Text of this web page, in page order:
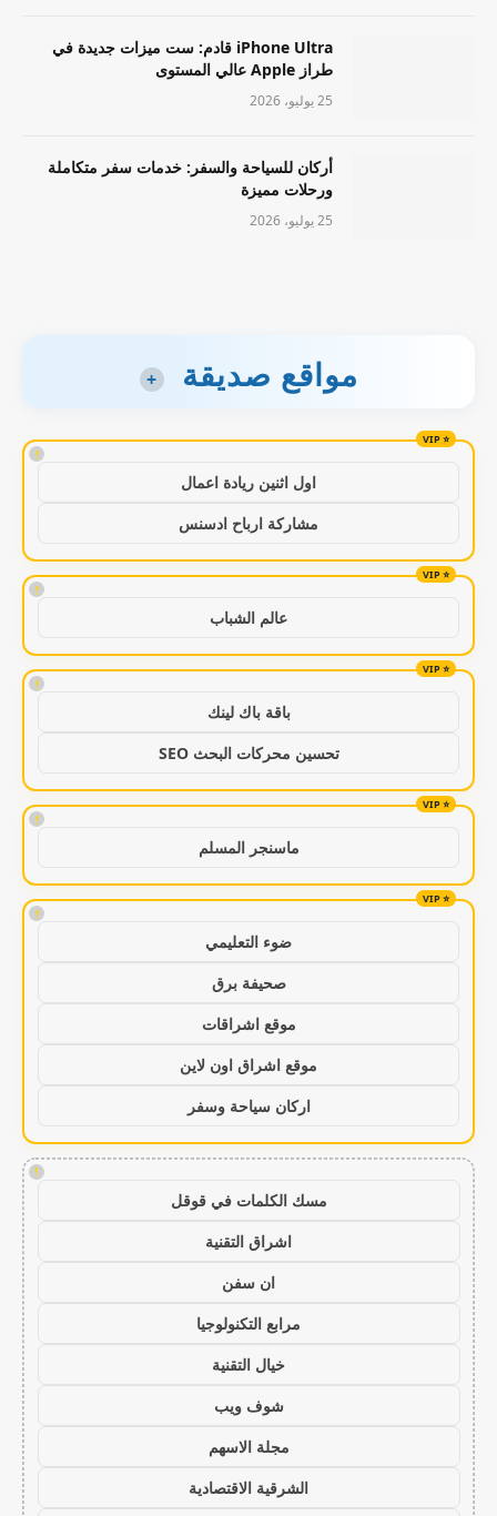
iPhone Ultra قادم: ست ميزات جديدة في
طراز Apple عالي المستوى
25 يوليو، 2026
أركان للسياحة والسفر: خدمات سفر متكاملة
ورحلات مميزة
25 يوليو، 2026
مواقع صديقة +
!
اول اثنين ريادة اعمال
مشاركة ارباح ادسنس
!
عالم الشباب
!
باقة باك لينك
تحسين محركات البحث SEO
!
ماسنجر المسلم
!
ضوء التعليمي
صحيفة برق
موقع اشراقات
موقع اشراق اون لاين
اركان سياحة وسفر
!
مسك الكلمات في قوقل
اشراق التقنية
ان سفن
مرابع التكنولوجيا
خيال التقنية
شوف ويب
مجلة الاسهم
الشرقية الاقتصادية